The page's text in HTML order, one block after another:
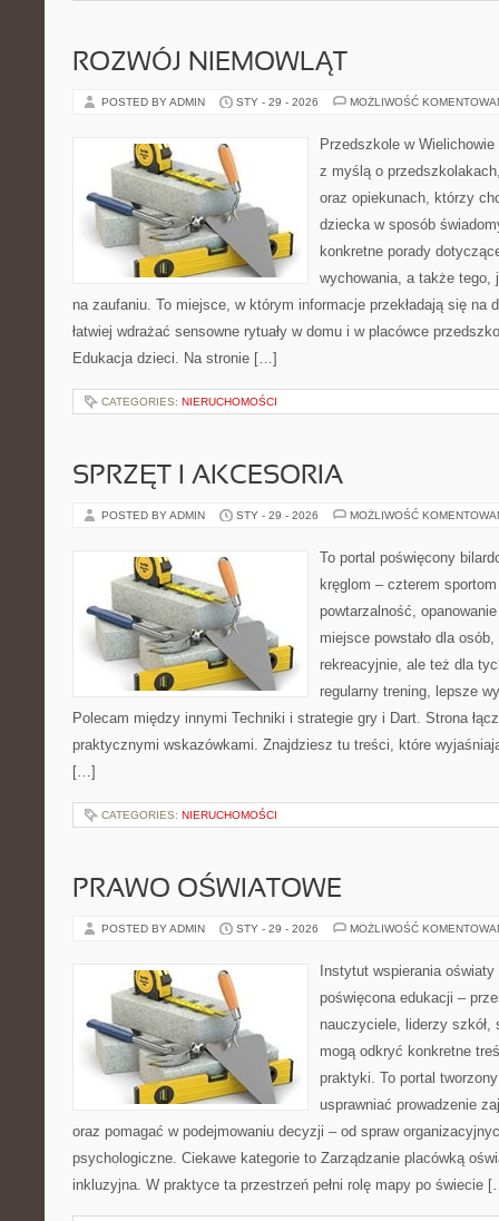
ROZWÓJ NIEMOWLĄT
POSTED BY ADMIN STY - 29 - 2026 MOŻLIWOŚĆ
Przedszkole w
z myślą o
oraz opiekunach, którzy
dziecka w sposób
konkretne porady
wychowania, a także tego,
na zaufaniu. To miejsce, w którym informacje przekładają się na
łatwiej wdrażać sensowne rytuały w domu i w placówce
Edukacja dzieci. Na stronie […]
CATEGORIES: NIERUCHOMOŚCI
SPRZĘT I AKCESORIA
POSTED BY ADMIN STY - 29 - 2026 MOŻLIWOŚĆ
To portal poświęcony
kręglom – czterem
powtarzalność,
miejsce powstało dla
rekreacyjnie, ale też dla
regularny trening, lepsze
Polecam między innymi Techniki i strategie gry i Dart. Strona
praktycznymi wskazówkami. Znajdziesz tu treści, które
[…]
CATEGORIES: NIERUCHOMOŚCI
PRAWO OŚWIATOWE
POSTED BY ADMIN STY - 29 - 2026 MOŻLIWOŚĆ
Instytut wspierania
poświęcona edukacji –
nauczyciele, liderzy szkół,
mogą odkryć konkretne
praktyki. To portal
usprawniać prowadzenie
oraz pomagać w podejmowaniu decyzji – od spraw
psychologiczne. Ciekawe kategorie to Zarządzanie placówką
inkluzyjna. W praktyce ta przestrzeń pełni rolę mapy po świecie